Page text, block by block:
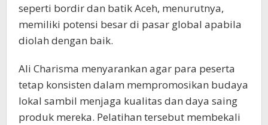
seperti bordir dan batik Aceh, menurutnya,
memiliki potensi besar di pasar global apabila
diolah dengan baik.
Ali Charisma menyarankan agar para peserta
tetap konsisten dalam mempromosikan budaya
lokal sambil menjaga kualitas dan daya saing
produk mereka. Pelatihan tersebut membekali